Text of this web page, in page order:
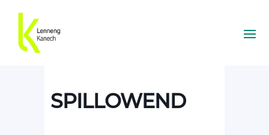
SPILLOWEND